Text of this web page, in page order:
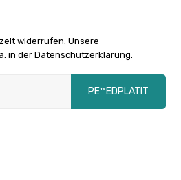
widerrufen. Unsere
in der Datenschutzerklärung.
PЕ™EDPLATIT